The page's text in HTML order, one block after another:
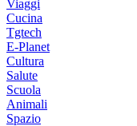
Viaggi
Cucina
Tgtech
E-Planet
Cultura
Salute
Scuola
Animali
Spazio